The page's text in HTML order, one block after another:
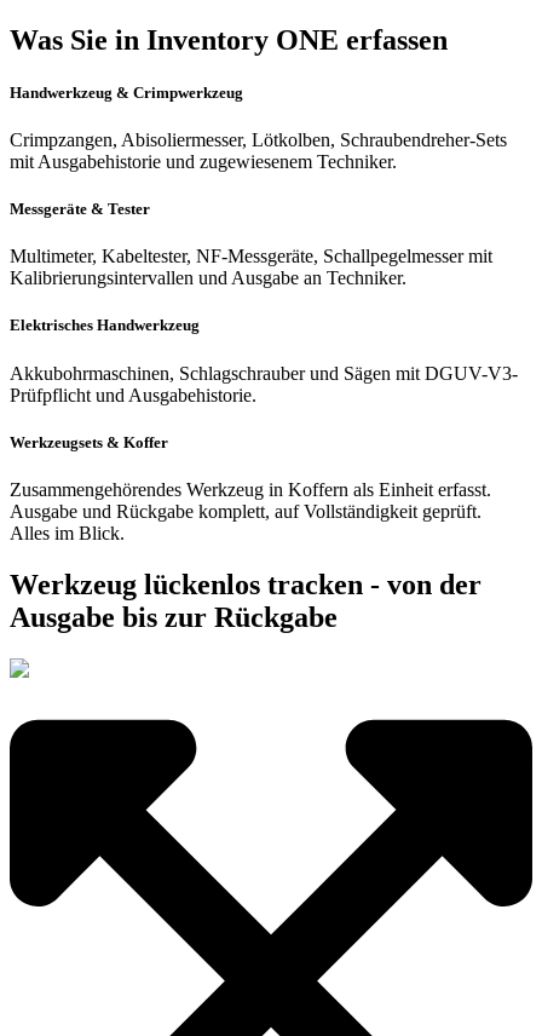
Was Sie in Inventory ONE erfassen
Handwerkzeug & Crimpwerkzeug
Crimpzangen, Abisoliermesser, Lötkolben, Schraubendreher-Sets
mit Ausgabehistorie und zugewiesenem Techniker.
Messgeräte & Tester
Multimeter, Kabeltester, NF-Messgeräte, Schallpegelmesser mit
Kalibrierungsintervallen und Ausgabe an Techniker.
Elektrisches Handwerkzeug
Akkubohrmaschinen, Schlagschrauber und Sägen mit DGUV-V3-
Prüfpflicht und Ausgabehistorie.
Werkzeugsets & Koffer
Zusammengehörendes Werkzeug in Koffern als Einheit erfasst.
Ausgabe und Rückgabe komplett, auf Vollständigkeit geprüft.
Alles im Blick.
Werkzeug lückenlos tracken - von der
Ausgabe bis zur Rückgabe